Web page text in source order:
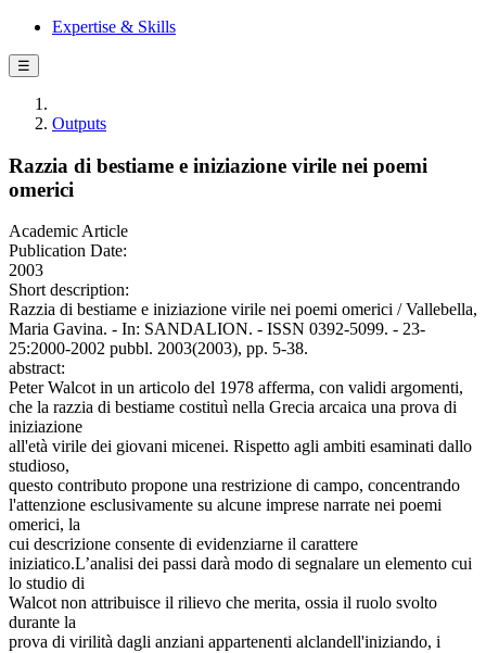
Expertise & Skills
☰
Outputs
Razzia di bestiame e iniziazione virile nei poemi
omerici
Academic Article
Publication Date:
2003
Short description:
Razzia di bestiame e iniziazione virile nei poemi omerici / Vallebella,
Maria Gavina. - In: SANDALION. - ISSN 0392-5099. - 23-
25:2000-2002 pubbl. 2003(2003), pp. 5-38.
abstract:
Peter Walcot in un articolo del 1978 afferma, con validi argomenti,
che la razzia di bestiame costituì nella Grecia arcaica una prova di
iniziazione
all'età virile dei giovani micenei. Rispetto agli ambiti esaminati dallo
studioso,
questo contributo propone una restrizione di campo, concentrando
l'attenzione esclusivamente su alcune imprese narrate nei poemi
omerici, la
cui descrizione consente di evidenziarne il carattere
iniziatico.L’analisi dei passi darà modo di segnalare un elemento cui
lo studio di
Walcot non attribuisce il rilievo che merita, ossia il ruolo svolto
durante la
prova di virilità dagli anziani appartenenti alclandell'iniziando, i